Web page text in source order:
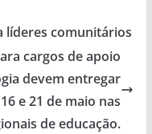
líderes comunitários
cargos de apoio
devem entregar
e 21 de maio nas
de educação.